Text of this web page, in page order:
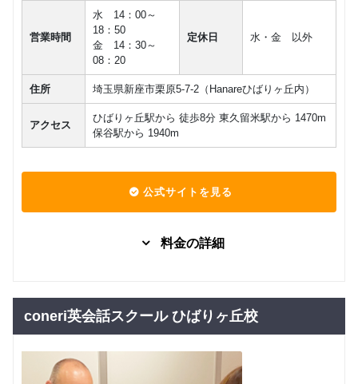
営業時間
水 14：00～
18：50
金 14：30～
08：20
定休日 水・金 以外
住所 埼玉県新座市栗原5-7-2（Hanareひばりヶ丘内）
アクセス
ひばりヶ丘駅から 徒歩8分 東久留米駅から 1470m
保谷駅から 1940m
公式サイトを見る
料金の詳細
話
5,700
回数：4 / 1セッション50分
coneri英会話スクール ひばりヶ丘校